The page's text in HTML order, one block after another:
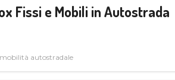
Fissi e Mobili in Autostrada
autostradale